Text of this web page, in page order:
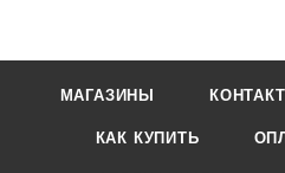
МАГАЗИНЫ
КАК КУПИТЬ